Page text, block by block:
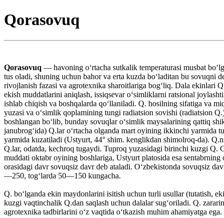
Qorasovuq
Qorasovuq — havoning oʻrtacha sutkalik temperaturasi musbat
tus oladi, shuning uchun bahor va erta kuzda boʻladitan bu
rivojlanish fazasi va agrotexnika sharoitlariga bogʻliq. Dala ekinlari
ekish muddatlarini aniqlash, issiqsevar oʻsimliklarni ratsional
ishlab chiqish va boshqalarda qoʻllaniladi. Q. hosilning sifatiga va
yuzasi va oʻsimlik qoplamining tungi radiatsion sovishi (radiatsion
boshlangan boʻlib, bunday sovuqlar oʻsimlik maysalarining qattiq
janubrogʻida) Q.lar oʻrtacha olganda mart oyining ikkinchi yarmida
yarmida kuzatiladi (Ustyurt, 44° shim. kenglikdan shimolroq-da).
Q.lar, odatda, kechroq tugaydi. Tuproq yuzasidagi birinchi kuzgi Q.
muddati oktabr oyining boshlariga, Ustyurt platosida esa
orasidagi davr sovuqsiz davr deb ataladi. Oʻzbekistonda sovuqsiz
—250, togʻlarda 50—150 kungacha.
Q. boʻlganda ekin maydonlarini isitish uchun turli usullar (tutatish,
kuzgi vaqtinchalik Q.dan saqlash uchun dalalar sugʻoriladi. Q.
agrotexnika tadbirlarini oʻz vaqtida oʻtkazish muhim ahamiyatga